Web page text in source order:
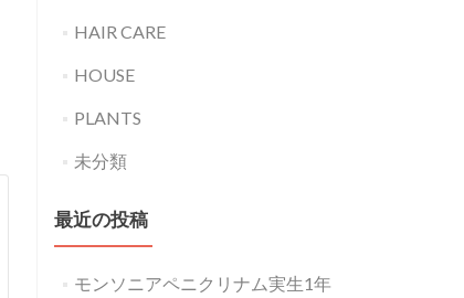
HAIR CARE
HOUSE
PLANTS
未分類
最近の投稿
モンソニアペニクリナム実生1年